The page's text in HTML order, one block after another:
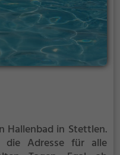
Hallenbad in Stettlen.
die Adresse für alle